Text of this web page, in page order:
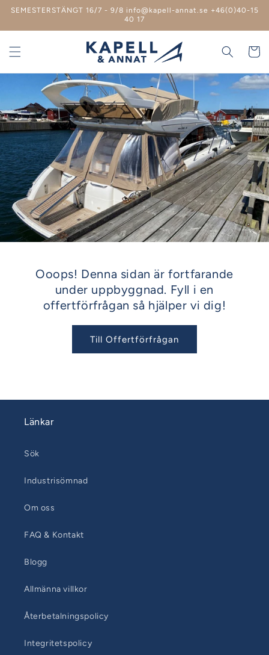
vidare
innehåll
SEMESTERSTÄNGT 16/7 - 9/8 info@kapell-annat.se +46(0)40-15
40 17
Ooops! Denna sidan är fortfarande
under uppbyggnad. Fyll i en
offertförfrågan så hjälper vi dig!
Till Offertförfrågan
Länkar
Sök
Industrisömnad
Om oss
FAQ & Kontakt
Blogg
Allmänna villkor
Återbetalningspolicy
Integritetspolicy